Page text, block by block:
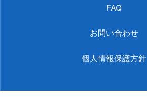
FAQ
お問い合わせ
個人情報保護方針